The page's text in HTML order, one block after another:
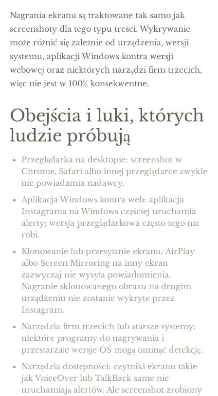
Nagrania ekranu są traktowane tak samo jak
screenshoty dla tego typu treści. Wykrywanie
może różnić się zależnie od urządzenia, wersji
systemu, aplikacji Windows kontra wersji
webowej oraz niektórych narzędzi firm trzecich,
więc nie jest w 100% konsekwentne.
Obejścia i luki, których
ludzie próbują
Przeglądarka na desktopie: screenshot w
Chrome, Safari albo innej przeglądarce zwykle
nie powiadamia nadawcy.
Aplikacja Windows kontra web: aplikacja
Instagrama na Windows częściej uruchamia
alerty; wersja przeglądarkowa często tego nie
robi.
Klonowanie lub przesyłanie ekranu: AirPlay
albo Screen Mirroring na inny ekran
zazwyczaj nie wysyła powiadomienia.
Nagranie sklonowanego obrazu na drugim
urządzeniu nie zostanie wykryte przez
Instagram.
Narzędzia firm trzecich lub starsze systemy:
niektóre programy do nagrywania i
przestarzałe wersje OS mogą ominąć detekcję.
Narzędzia dostępności: czytniki ekranu takie
jak VoiceOver lub TalkBack same nie
uruchamiają alertów. Ale screenshot zrobiony